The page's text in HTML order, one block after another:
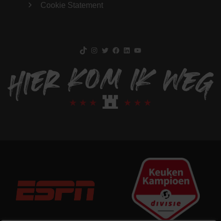
Cookie Statement